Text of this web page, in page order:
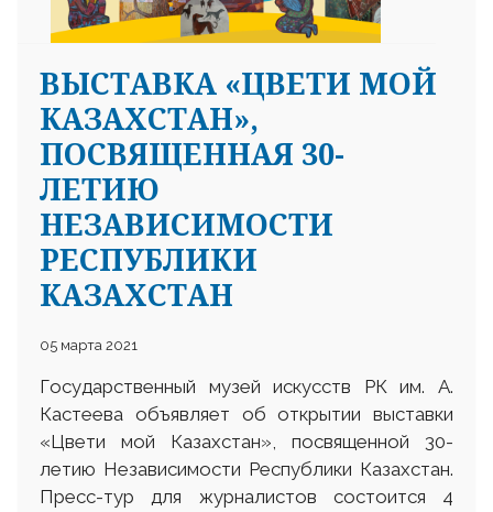
ВЫСТАВКА «ЦВЕТИ МОЙ
КАЗАХСТАН»,
ПОСВЯЩЕННАЯ 30-
ЛЕТИЮ
НЕЗАВИСИМОСТИ
РЕСПУБЛИКИ
КАЗАХСТАН
05 марта 2021
Государственный музей искусств РК им. А.
Кастеева объявляет об открытии выставки
«Цвети мой Казахстан», посвященной 30-
летию Независимости Республики Казахстан.
Пресс-тур для журналистов состоится 4